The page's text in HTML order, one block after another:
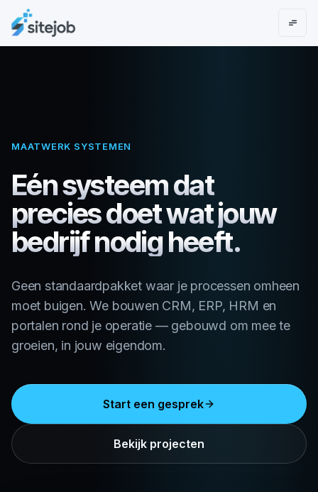
MAATWERK SYSTEMEN
Eénsysteemdat
preciesdoetwatjouw
bedrijfnodigheeft.
Geen standaardpakket waar je processen omheen
moet buigen. We bouwen CRM, ERP, HRM en
portalen rond je operatie — gebouwd om mee te
groeien, in jouw eigendom.
Start een gesprek
Bekijk projecten